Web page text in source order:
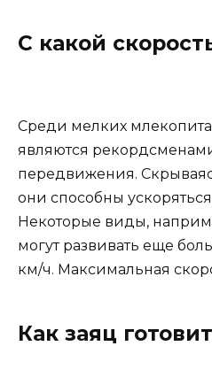
С какой
Среди мелких
являются
передвижения.
они способны
Некоторые виды,
могут развивать еще
км/ч. Максимальная
Как заяц